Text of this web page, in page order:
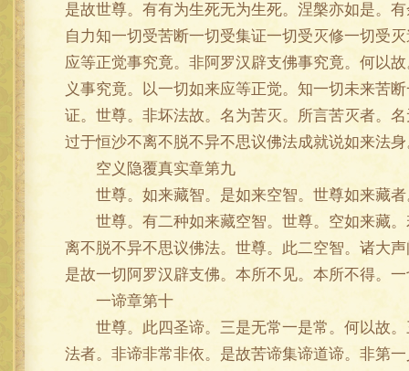
是故世尊。有有为生死无为生死。涅槃亦如是。
自力知一切受苦断一切受集证一切受灭修一切受
应等正觉事究竟。非阿罗汉辟支佛事究竟。何以
义事究竟。以一切如来应等正觉。知一切未来苦
证。世尊。非坏法故。名为苦灭。所言苦灭者。
过于恒沙不离不脱不异不思议佛法成就说如来法
空义隐覆真实章第九
世尊。如来藏智。是如来空智。世尊如来藏者
世尊。有二种如来藏空智。世尊。空如来藏。
离不脱不异不思议佛法。世尊。此二空智。诸大
是故一切阿罗汉辟支佛。本所不见。本所不得。
一谛章第十
世尊。此四圣谛。三是无常一是常。何以故。
法者。非谛非常非依。是故苦谛集谛道谛。非第